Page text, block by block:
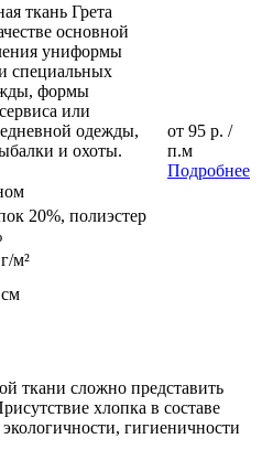
ткань Грета
основной
униформы
специальных
формы
или
одежды,
и охоты.
20%, полиэстер
м²
от 95 р. /
п.м
Подробнее
ткани сложно представить
хлопка в составе
гигиеничности